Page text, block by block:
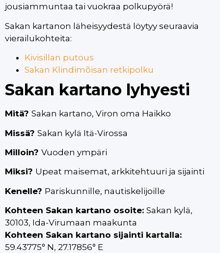
jousiammuntaa tai vuokraa polkupyörä!
Sakan kartanon läheisyydestä löytyy seuraavia
vierailukohteita:
Kivisillan putous
Sakan Klindimõisan retkipolku
Sakan kartano lyhyesti
Mitä? Sakan kartano, Viron oma Haikko
Missä? Sakan kylä Itä-Virossa
Milloin? Vuoden ympäri
Miksi? Upeat maisemat, arkkitehtuuri ja sijainti
Kenelle? Pariskunnille, nautiskelijoille
Kohteen Sakan kartano osoite: Sakan kylä,
30103, Ida-Virumaan maakunta
Kohteen Sakan kartano sijainti kartalla:
59.43775° N, 27.17856° E